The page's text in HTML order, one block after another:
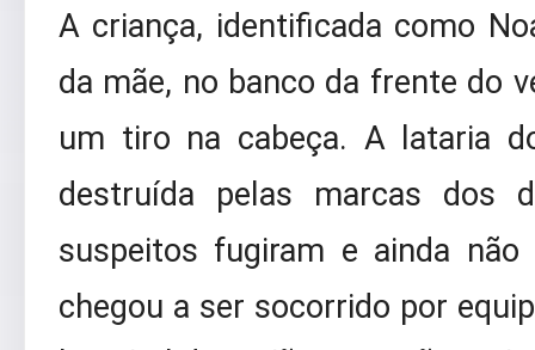
A criança, identificada como
da mãe, no banco da frente do
um tiro na cabeça. A lataria
destruída pelas marcas dos
suspeitos fugiram e ainda
chegou a ser socorrido por